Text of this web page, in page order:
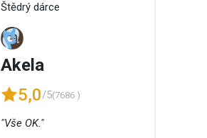
Štědrý dárce
Akela
5,0/5(7686 )
"Vše OK."